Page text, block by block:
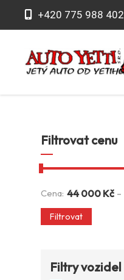
+420 775 988 402
Filtrovat cenu
Cena: 44 000 Kč -
Filtrovat
Filtry vozidel